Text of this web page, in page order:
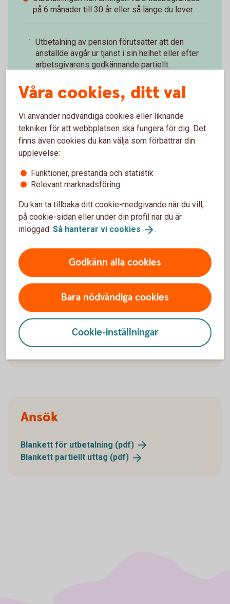
på 6 månader till 30 år eller så länge du lever.
1
Utbetalning av pension förutsätter att den
anställde avgår ur tjänst i sin helhet eller efter
arbetsgivarens godkännande partiellt.
Paus i pågående
pensionsutbetalning
Du kan enkelt pausa din pensionsutbetalning och
även förkorta, förlänga eller ta bort en pågående
paus.
Återbetalningsskydd
Behöver du
återbetalningsskydd?
Blankett återbetalningsskydd (pdf)
Ansök
Blankett för utbetalning (pdf)
Blankett partiellt uttag (pdf)
Våra cookies, ditt val
Vi använder nödvändiga cookies eller liknande
tekniker för att webbplatsen ska fungera för dig. Det
finns även cookies du kan välja som förbättrar din
upplevelse:
Funktioner, prestanda och statistik
Relevant marknadsföring
Du kan ta tillbaka ditt cookie-medgivande när du vill,
på cookie-sidan eller under din profil när du är
inloggad. Så hanterar vi cookies .
Godkänn alla cookies
Bara nödvändiga cookies
Cookie-inställningar